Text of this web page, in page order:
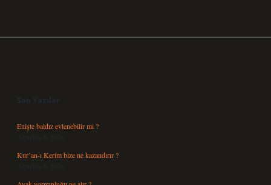
Son Yazılar
Enişte baldız evlenebilir mi ?
Ağustos 6, 2026
Kur’an-ı Kerim bize ne kazandırır ?
Ağustos 6, 2026